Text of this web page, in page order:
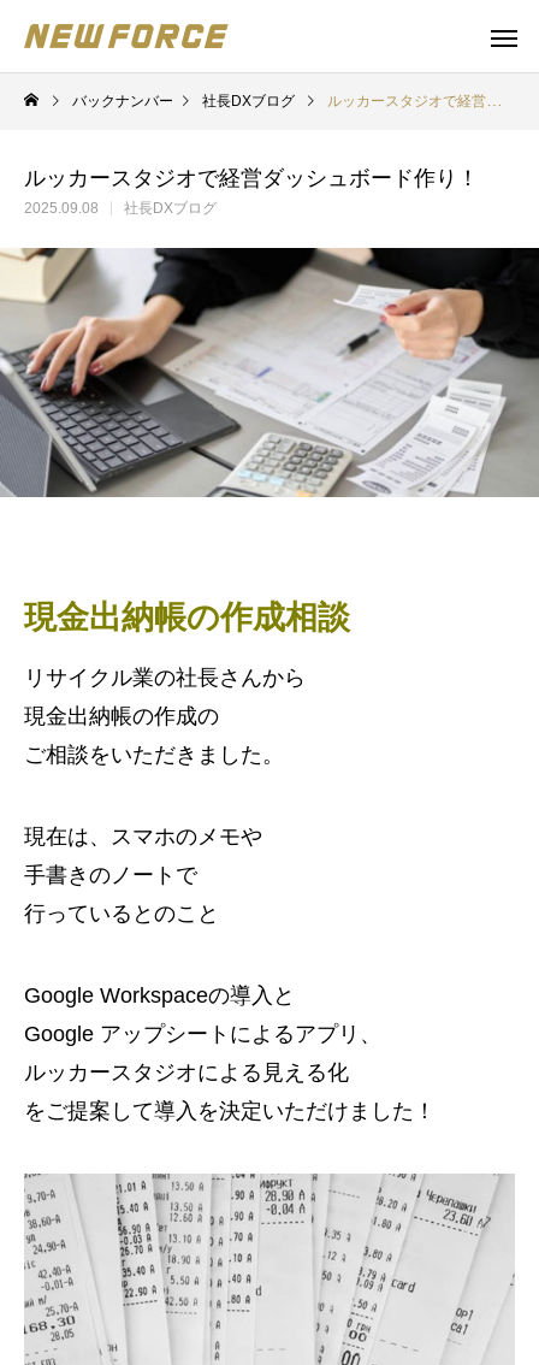
WEBコンテンツ 補助金
バックナンバー 社長DXブログ ルッカースタジオで経営ダッシュボード作り！
ルッカースタジオで経営ダッシュボード作り！
2025.09.08 社長DXブログ
現金出納帳の作成相談
リサイクル業の社長さんから
現金出納帳の作成の
ご相談をいただきました。
現在は、スマホのメモや
手書きのノートで
行っているとのこと
Google Workspaceの導入と
Google アップシートによるアプリ、
ルッカースタジオによる見える化
をご提案して導入を決定いただけました！